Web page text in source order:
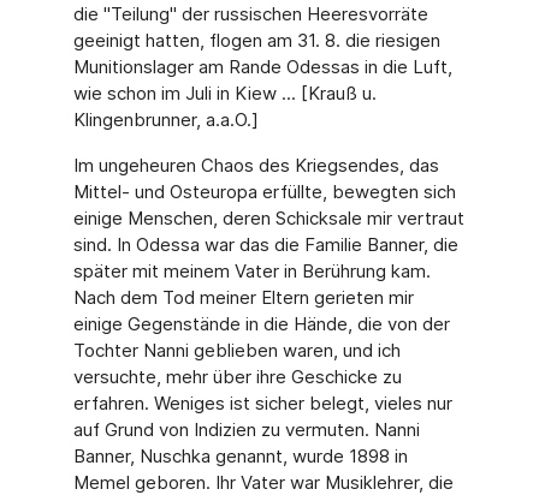
die "Teilung" der russischen Heeresvorräte
geeinigt hatten, flogen am 31. 8. die riesigen
Munitionslager am Rande Odessas in die Luft,
wie schon im Juli in Kiew ... [Krauß u.
Klingenbrunner, a.a.O.]
Im ungeheuren Chaos des Kriegsendes, das
Mittel- und Osteuropa erfüllte, bewegten sich
einige Menschen, deren Schicksale mir vertraut
sind. In Odessa war das die Familie Banner, die
später mit meinem Vater in Berührung kam.
Nach dem Tod meiner Eltern gerieten mir
einige Gegenstände in die Hände, die von der
Tochter Nanni geblieben waren, und ich
versuchte, mehr über ihre Geschicke zu
erfahren. Weniges ist sicher belegt, vieles nur
auf Grund von Indizien zu vermuten. Nanni
Banner, Nuschka genannt, wurde 1898 in
Memel geboren. Ihr Vater war Musiklehrer, die